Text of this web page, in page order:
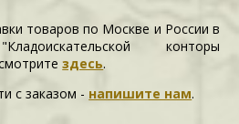
товаров по Москве и России в
конторы
здесь.
c заказом - напишите нам.